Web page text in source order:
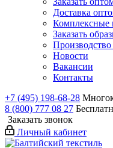
Доставка
Комплексные
Заказать
Производство
Новости
Вакансии
Контакты
+7 (495) 198-68-28
8 (800) 777 08 27
Заказать звонок
Личный кабинет